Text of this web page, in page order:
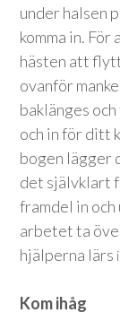
under halsen
komma in.
hästen att
ovanför
baklänges
och in för ditt
bogen lägger
det självklart
framdel in
arbetet ta
hjälperna lärs
Kom ihåg